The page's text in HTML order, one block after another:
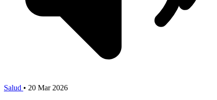
Salud • 20 Mar 2026